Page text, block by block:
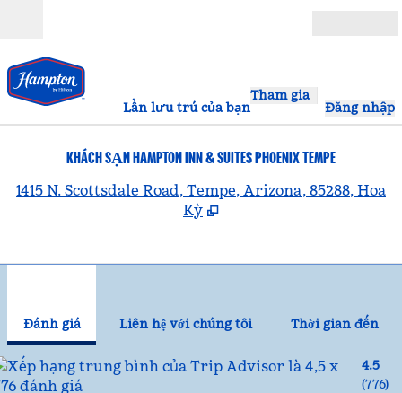
Lần lưu trú của bạn
Tham gia
Đăng nhập
KHÁCH SẠN HAMPTON INN & SUITES PHOENIX TEMPE
1415 N. Scottsdale Road, Tempe, Arizona, 85288, Hoa
Kỳ
Đánh giá Liên hệ với chúng tôi
Thời gian đến
4.5
(776)